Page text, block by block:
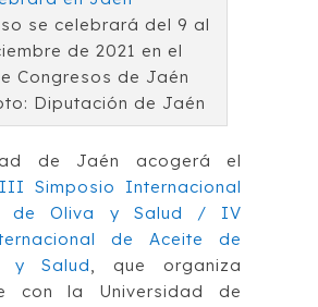
se celebrará del 9 al
de 2021 en el
Congresos de Jaén
Diputación de Jaén
de Jaén acogerá el
III Simposio Internacional
de Oliva y Salud / IV
de Aceite de
y Salud, que organiza
con la Universidad de